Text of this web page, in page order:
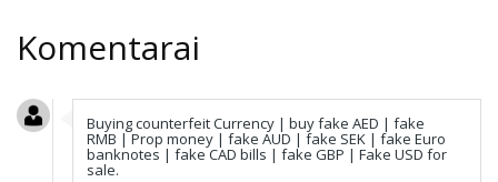
Komentarai
Buying counterfeit Currency | buy fake AED | fake
RMB | Prop money | fake AUD | fake SEK | fake Euro
banknotes | fake CAD bills | fake GBP | Fake USD for
sale.